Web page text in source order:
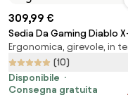
309,99 €
Sedia Da Gaming Diablo
Player 2.0 In Materiale
Bianco-Nero
Ergonomica, girevole, in
(10)
Disponibile
Consegna gratuita